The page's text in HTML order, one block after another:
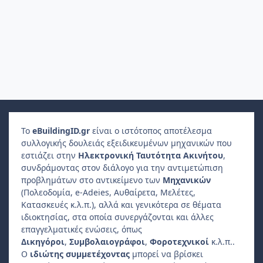
Το eBuildingID.gr είναι ο ιστότοπος αποτέλεσμα
συλλογικής δουλειάς εξειδικευμένων μηχανικών που
εστιάζει στην Ηλεκτρονική Ταυτότητα Ακινήτου,
συνδράμοντας στον διάλογο για την αντιμετώπιση
προβλημάτων στο αντικείμενο των Μηχανικών
(Πολεοδομία, e-Adeies, Αυθαίρετα, Μελέτες,
Κατασκευές κ.λ.π.), αλλά και γενικότερα σε θέματα
ιδιοκτησίας, στα οποία συνεργάζονται και άλλες
επαγγελματικές ενώσεις, όπως
Δικηγόροι, Συμβολαιογράφοι, Φοροτεχνικοί κ.λ.π..
Ο ιδιώτης συμμετέχοντας μπορεί να βρίσκει